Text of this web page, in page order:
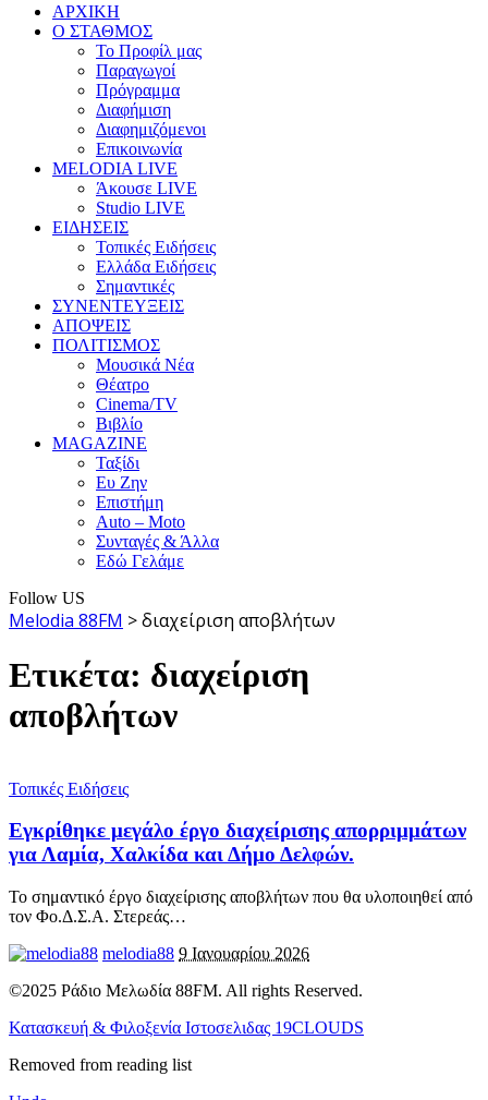
ΑΡΧΙΚΗ
Ο ΣΤΑΘΜΟΣ
Το Προφίλ μας
Παραγωγοί
Πρόγραμμα
Διαφήμιση
Διαφημιζόμενοι
Επικοινωνία
MELODIA LIVE
Άκουσε LIVE
Studio LIVE
ΕΙΔΗΣΕΙΣ
Τοπικές Ειδήσεις
Ελλάδα Ειδήσεις
Σημαντικές
ΣΥΝΕΝΤΕΥΞΕΙΣ
ΑΠΟΨΕΙΣ
ΠΟΛΙΤΙΣΜΟΣ
Μουσικά Νέα
Θέατρο
Cinema/TV
Βιβλίο
MAGAZINE
Ταξίδι
Ευ Ζην
Επιστήμη
Auto – Moto
Συνταγές & Άλλα
Εδώ Γελάμε
Follow US
Melodia 88FM >διαχείριση αποβλήτων
Ετικέτα: διαχείριση
αποβλήτων
Τοπικές Ειδήσεις
Εγκρίθηκε μεγάλο έργο διαχείρισης απορριμμάτων
για Λαμία, Χαλκίδα και Δήμο Δελφών.
Το σημαντικό έργο διαχείρισης αποβλήτων που θα υλοποιηθεί από
τον Φο.Δ.Σ.Α. Στερεάς…
melodia88 9 Ιανουαρίου 2026
©2025 Ράδιο Μελωδία 88FM. All rights Reserved.
Κατασκευή & Φιλοξενία Ιστοσελιδας 19CLOUDS
Removed from reading list